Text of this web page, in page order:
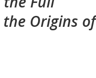
Origins of